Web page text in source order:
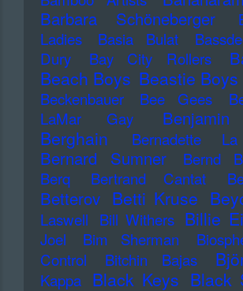
Barbara Schöneberger
Ladies
Basia Bulat
Dury
Bay City Rollers
Beach Boys Beastie Boys
Beckenbauer Bee Gees
LaMar Gay
Berghain Bernadette
Bernard Sumner
Bernd
Berq
Bertrand Cantat
Betterov Betti Kruse
Laswell
Bill Withers Billie
Joel
Bim Sherman
Control
Bitchin Bajas
Kappa Black Keys Black